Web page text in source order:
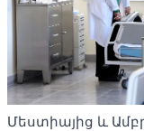
Մեստիայից և